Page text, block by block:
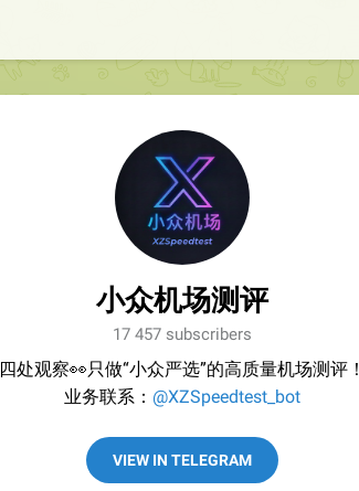
小众机场测评
17 457 subscribers
四处观察👀只做“小众严选”的高质量机场测评！
业务联系： @XZSpeedtest_bot
VIEW IN TELEGRAM